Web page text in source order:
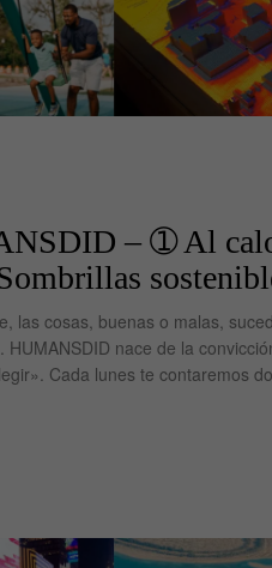
– ➀ Al
las cosas, buenas o malas,
HUMANSDID nace de la
Cada lunes te contaremos